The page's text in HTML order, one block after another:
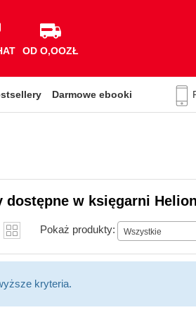
OD O,OOZŁ
Darmowe ebooki
dostępne w księgarni Helion
Pokaż produkty: Wszystkie
kryteria.